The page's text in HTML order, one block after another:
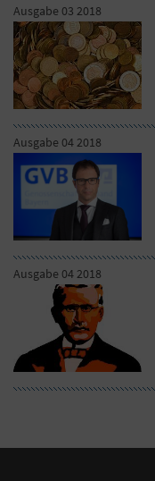
Ausgabe 03 2018
Ausgabe 04 2018
Ausgabe 04 2018